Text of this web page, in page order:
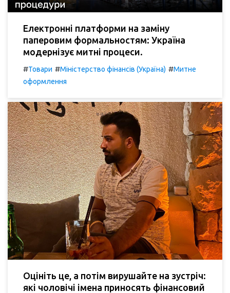
Електронні платформи на заміну
паперовим формальностям: Україна
модернізує митні процеси.
#Товари #Міністерство фінансів (Україна) #Митне
оформлення
Оцініть це, а потім вирушайте на зустріч:
які чоловічі імена приносять фінансовий